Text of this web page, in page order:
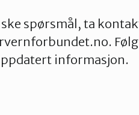
spørsmål, ta
informasjon.